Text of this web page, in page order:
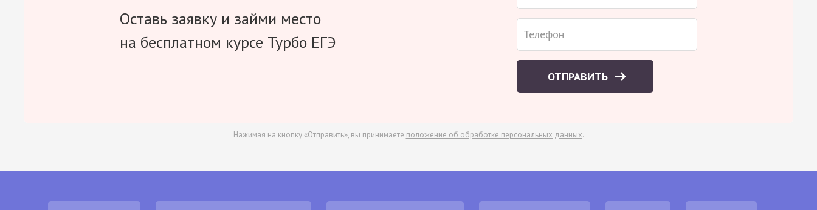
Оставь заявку и займи место
на бесплатном курсе Турбо ЕГЭ
ОТПРАВИТЬ
Нажимая на кнопку «Отправить», вы принимаете положение об обработке персональных данных.